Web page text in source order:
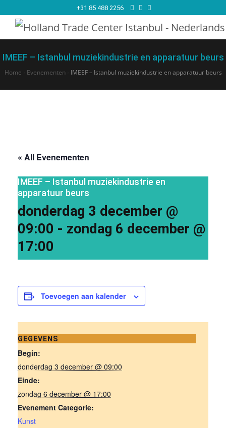
+31 85 488 2256
IMEEF – Istanbul muziekindustrie en apparatuur beurs
Home Evenementen› IMEEF – Istanbul muziekindustrie en apparatuur beurs
« All Evenementen
IMEEF – Istanbul muziekindustrie en
apparatuur beurs
donderdag 3 december @
09:00 - zondag 6 december @
17:00
Toevoegen aan kalender
GEGEVENS
Begin:
donderdag 3 december @ 09:00
Einde:
zondag 6 december @ 17:00
Evenement Categorie:
Kunst